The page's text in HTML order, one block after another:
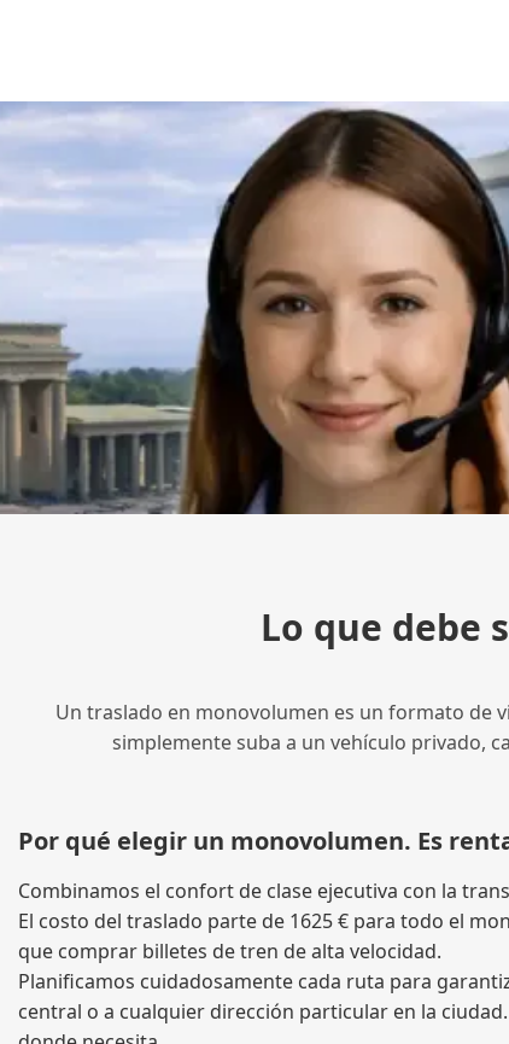
Lo que debe
Un traslado en monovolumen es un formato de
simplemente suba a un vehículo privado,
Por qué elegir un monovolumen. Es
Combinamos el confort de clase ejecutiva con la
El costo del traslado parte de 1625 € para todo el
que comprar billetes de tren de alta velocidad.
Planificamos cuidadosamente cada ruta para
central o a cualquier dirección particular en la